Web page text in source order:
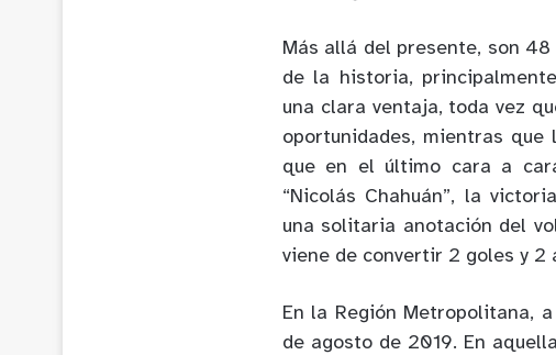
Más allá del presente, son
de la historia,
una clara ventaja, toda vez
oportunidades, mientras
que en el último cara a
“Nicolás Chahuán”, la
una solitaria anotación del
viene de convertir 2 goles y 2
En la Región Metropolitana,
de agosto de 2019. En